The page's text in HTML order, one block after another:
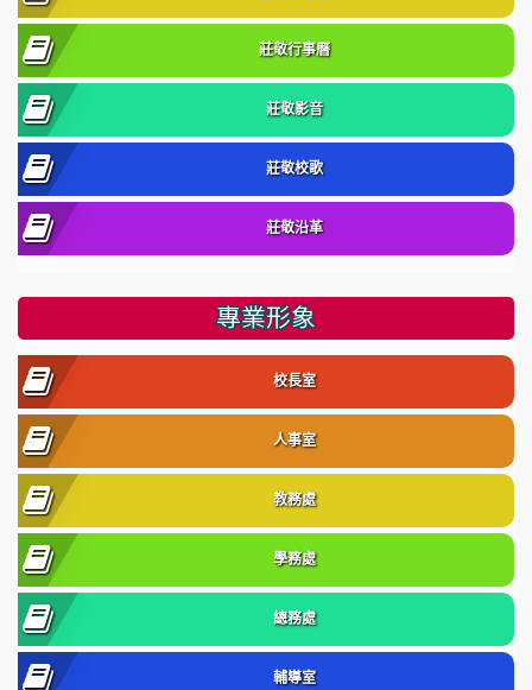
莊敬行事曆
莊敬影音
莊敬校歌
莊敬沿革
專業形象
校長室
人事室
教務處
學務處
總務處
輔導室